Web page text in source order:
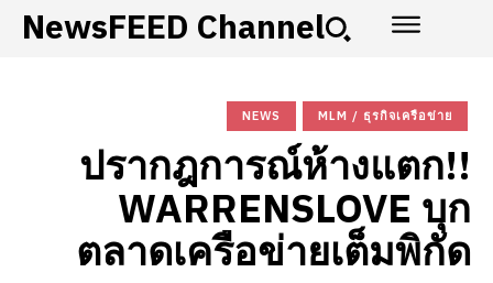
NewsFEED Channel
NEWS MLM / ธุรกิจเครือข่าย
ปรากฎการณ์ห้างแตก!!
WARRENSLOVE บุก
ตลาดเครือข่ายเต็มพิกัด